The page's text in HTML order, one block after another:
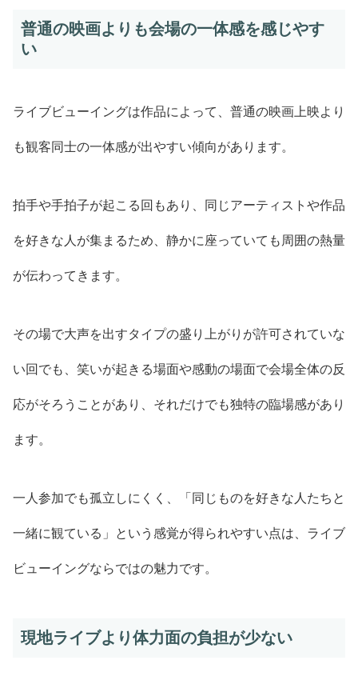
普通の映画よりも会場の一体感を感じやす
い
ライブビューイングは作品によって、普通の映画上映より
も観客同士の一体感が出やすい傾向があります。
拍手や手拍子が起こる回もあり、同じアーティストや作品
を好きな人が集まるため、静かに座っていても周囲の熱量
が伝わってきます。
その場で大声を出すタイプの盛り上がりが許可されていな
い回でも、笑いが起きる場面や感動の場面で会場全体の反
応がそろうことがあり、それだけでも独特の臨場感があり
ます。
一人参加でも孤立しにくく、「同じものを好きな人たちと
一緒に観ている」という感覚が得られやすい点は、ライブ
ビューイングならではの魅力です。
現地ライブより体力面の負担が少ない